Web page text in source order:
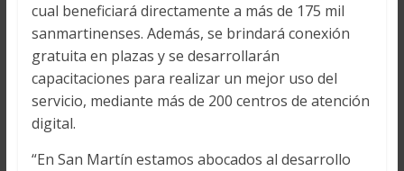
cual beneficiará directamente a más de 175 mil
sanmartinenses. Además, se brindará conexión
gratuita en plazas y se desarrollarán
capacitaciones para realizar un mejor uso del
servicio, mediante más de 200 centros de atención
digital.
“En San Martín estamos abocados al desarrollo